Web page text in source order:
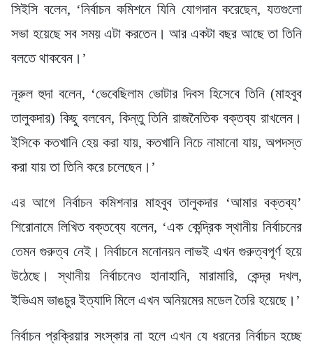
সিইসি বলেন, ‘নির্বাচন কমিশনে যিনি যোগদান করেছেন, যতগুলো
সভা হয়েছে সব সময় এটা করতেন। আর একটা বছর আছে তা তিনি
বলতে থাকবেন।’
নূরুল হুদা বলেন, ‘ভেবেছিলাম ভোটার দিবস হিসেবে তিনি (মাহবুব
তালুকদার) কিছু বলবেন, কিন্তু তিনি রাজনৈতিক বক্তব্য রাখলেন।
ইসিকে কতখানি হেয় করা যায়, কতখানি নিচে নামানো যায়, অপদস্ত
করা যায় তা তিনি করে চলেছেন।’
এর আগে নির্বাচন কমিশনার মাহবুব তালুকদার ‘আমার বক্তব্য’
শিরোনামে লিখিত বক্তব্যে বলেন, ‘এক কেন্দ্রিক স্থানীয় নির্বাচনের
তেমন গুরুত্ব নেই। নির্বাচনে মনোনয়ন লাভই এখন গুরুত্বপূর্ণ হয়ে
উঠেছে। স্থানীয় নির্বাচনেও হানাহানি, মারামারি, কেন্দ্র দখল,
ইভিএম ভাঙচুর ইত্যাদি মিলে এখন অনিয়মের মডেল তৈরি হয়েছে।’
নির্বাচন প্রক্রিয়ার সংস্কার না হলে এখন যে ধরনের নির্বাচন হচ্ছে